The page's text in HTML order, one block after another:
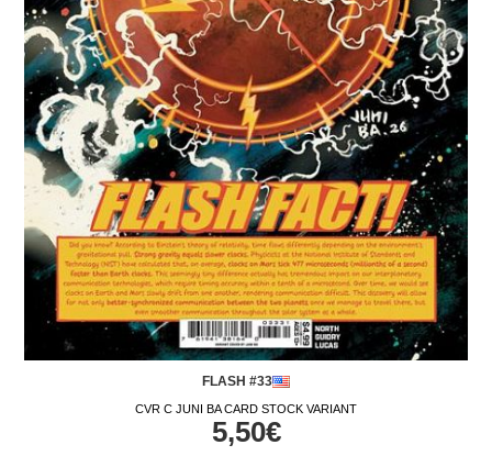
FLASH #33
CVR C JUNI BA CARD STOCK VARIANT
5,50€